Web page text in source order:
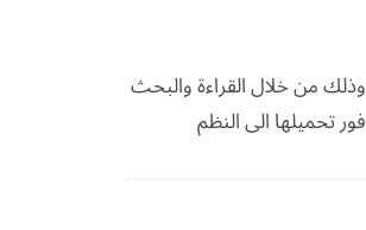
يمكن من خلال نسخة المحامي برو الاستفادة من تقنيات التعرف على الحروف العربية OCR وذلك من خلال القراءة والبحث